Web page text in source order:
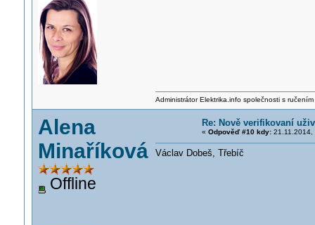
Administrátor Elektrika.info společnosti s
Alena
Minaříková
Offline
Re: Nově verifikovaní
« Odpověď #10 kdy:21.11.2014,
Václav Dobeš, Třebíč